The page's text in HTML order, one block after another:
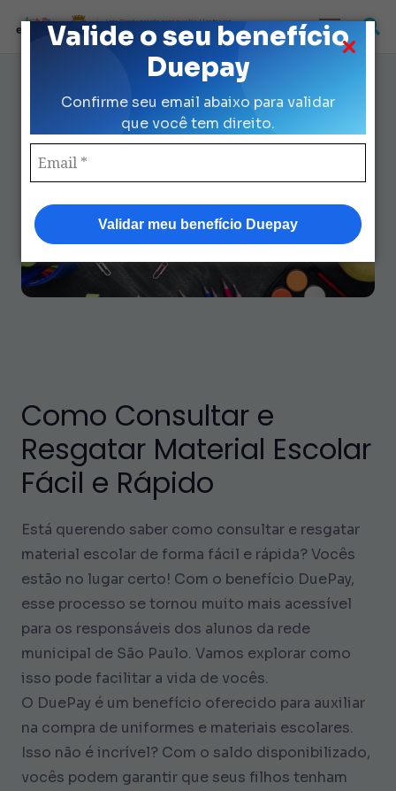
Valide o seu benefício
Duepay
Confirme seu email abaixo para validar
que você tem direito.
Validar meu benefício Duepay
Loja Credenciada para auxilio Uniforme
e Kit Escolar da Prefeitura de São Paulo
Como consultar e resgatar
material escolar prefeitura fácil
e rápido
Como Consultar e
Resgatar Material Escolar
Fácil e Rápido
Está querendo saber como consultar e resgatar
material escolar de forma fácil e rápida? Vocês
estão no lugar certo! Com o benefício DuePay,
esse processo se tornou muito mais acessível
para os responsáveis dos alunos da rede
municipal de São Paulo. Vamos explorar como
isso pode facilitar a vida de vocês.
O DuePay é um benefício oferecido para auxiliar
na compra de uniformes e materiais escolares.
Isso não é incrível? Com o saldo disponibilizado,
vocês podem garantir que seus filhos tenham